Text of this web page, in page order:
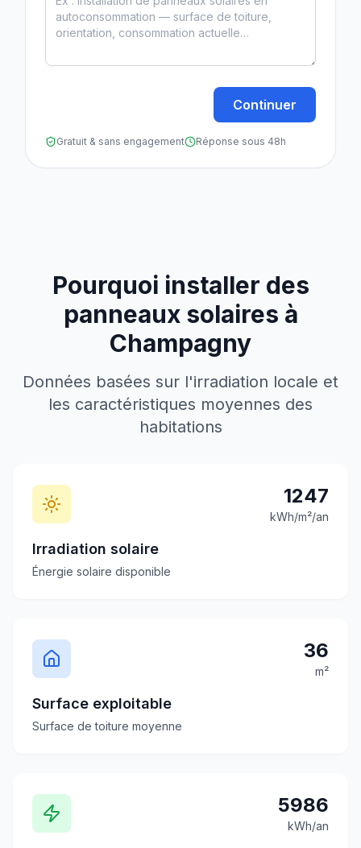
Continuer
Gratuit & sans engagement Réponse sous 48h
Pourquoi installer des
panneaux solaires à
Champagny
Données basées sur l'irradiation locale et
les caractéristiques moyennes des
habitations
1247
kWh/m²/an
Irradiation solaire
Énergie solaire disponible
36
m²
Surface exploitable
Surface de toiture moyenne
5986
kWh/an